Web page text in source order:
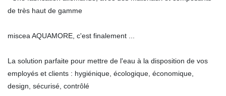
de très haut de gamme
miscea AQUAMORE, c'est finalement ...
La solution parfaite pour mettre de l'eau à la disposition de vos
employés et clients : hygiénique, écologique, économique,
design, sécurisé, contrôlé